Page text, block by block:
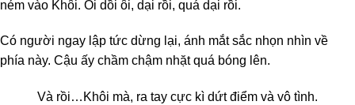
ném vào Khôi. Ối dồi ôi, dại rồi, quá dại rồi.
Có người ngay lập tức dừng lại, ánh mắt sắc nhọn nhìn về
phía này. Cậu ấy chầm chậm nhặt quá bóng lên.
Và rồi… Khôi mà, ra tay cực kì dứt điểm và vô tình.